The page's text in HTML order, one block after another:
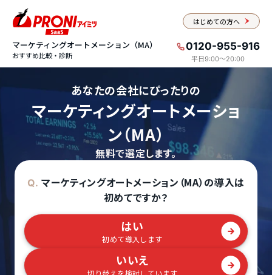
はじめての方へ
マーケティングオートメーション（MA）
おすすめ比較・診断
0120-955-916
平日9:00〜20:00
あなたの会社にぴったりの
マーケティングオートメーショ
ン（MA）
無料で選定します。
Q. マーケティングオートメーション（MA）の導入は
初めてですか？
はい
初めて導入します
いいえ
切り替えを検討しています